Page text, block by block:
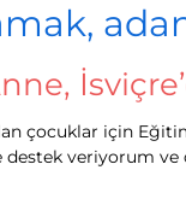
çocuklar için
destek veriyorum